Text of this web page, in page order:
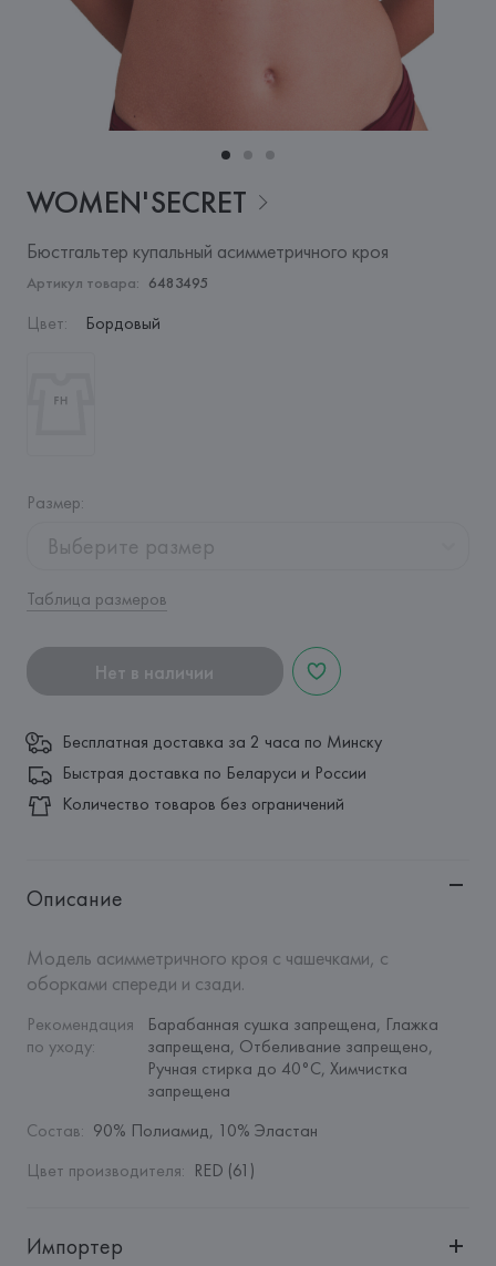
WOMEN'SECRET
Бюстгальтер купальный асимметричного кроя
Артикул товара: 6483495
Цвет: Бордовый
Размер:
Выберите размер
Таблица размеров
Нет в наличии
Бесплатная доставка за 2 часа по Минску
Быстрая доставка по Беларуси и России
Количество товаров без ограничений
Описание
Модель асимметричного кроя с чашечками, с
оборками спереди и сзади.
Рекомендация
по уходу:
Барабанная сушка запрещена, Глажка
запрещена, Отбеливание запрещено,
Ручная стирка до 40°C, Химчистка
запрещена
Состав: 90% Полиамид, 10% Эластан
Цвет производителя: RED (61)
Импортер